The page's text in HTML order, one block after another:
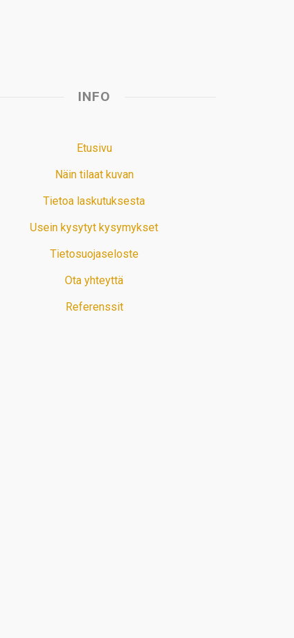
INFO
Etusivu
Näin tilaat kuvan
Tietoa laskutuksesta
Usein kysytyt kysymykset
Tietosuojaseloste
Ota yhteyttä
Referenssit